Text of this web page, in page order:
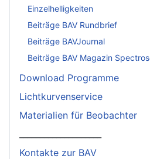
Einzelhelligkeiten
Beiträge BAV Rundbrief
Beiträge BAVJournal
Beiträge BAV Magazin
Download Programme
Lichtkurvenservice
Materialien für Beobachter
Kontakte zur BAV